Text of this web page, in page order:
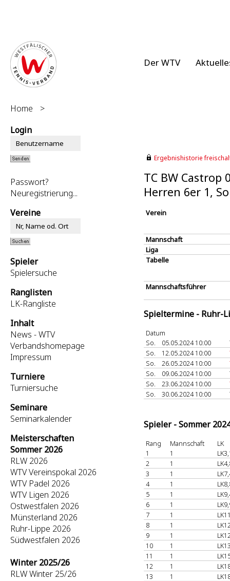
Der WTV
Home
>
Login
Passwort?
Neuregistrierung...
Vereine
Spieler
Spielersuche
Ranglisten
LK-Rangliste
Inhalt
News - WTV
Verbandshomepage
Impressum
Turniere
Turniersuche
Seminare
Seminarkalender
Meisterschaften
Sommer 2026
RLW 2026
WTV Vereinspokal 2026
WTV Padel 2026
WTV Ligen 2026
Ostwestfalen 2026
Münsterland 2026
Ruhr-Lippe 2026
Südwestfalen 2026
Winter 2025/26
RLW Winter 25/26
Ergebnishistorie
TC BW Castrop
Herren 6er 1,
Verein
Mannschaft
Liga
Tabelle
Mannschaftsführer
Spieltermine - Ruhr-
Datum
So.
05.05.2024 10:00
So.
12.05.2024 10:00
So.
26.05.2024 10:00
So.
09.06.2024 10:00
So.
23.06.2024 10:00
So.
30.06.2024 10:00
Spieler - Sommer
Rang Mannschaft
LK
1
1
2
1
3
1
4
1
5
1
6
1
7
1
8
1
9
1
10
1
11
1
12
1
13
1